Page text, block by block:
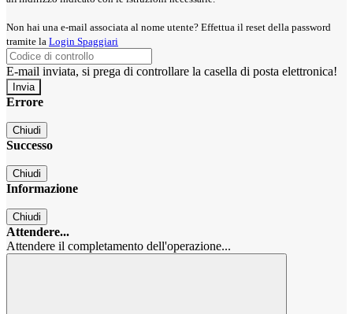
Non hai una e-mail associata al nome utente? Effettua il reset della password
tramite la Login Spaggiari
E-mail inviata, si prega di controllare la casella di posta elettronica!
Errore
Chiudi
Successo
Chiudi
Informazione
Chiudi
Attendere...
Attendere il completamento dell'operazione...